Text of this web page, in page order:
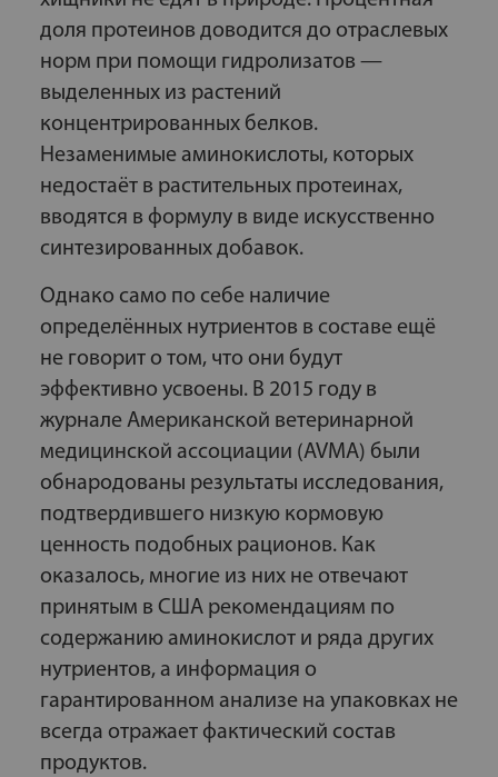
доля протеинов доводится до отраслевых
норм при помощи гидролизатов —
выделенных из растений
концентрированных белков.
Незаменимые аминокислоты, которых
недостаёт в растительных протеинах,
вводятся в формулу в виде искусственно
синтезированных добавок.
Однако само по себе наличие
определённых нутриентов в составе ещё
не говорит о том, что они будут
эффективно усвоены. В 2015 году в
журнале Американской ветеринарной
медицинской ассоциации (AVMA) были
обнародованы результаты исследования,
подтвердившего низкую кормовую
ценность подобных рационов. Как
оказалось, многие из них не отвечают
принятым в США рекомендациям по
содержанию аминокислот и ряда других
нутриентов, а информация о
гарантированном анализе на упаковках не
всегда отражает фактический состав
продуктов.